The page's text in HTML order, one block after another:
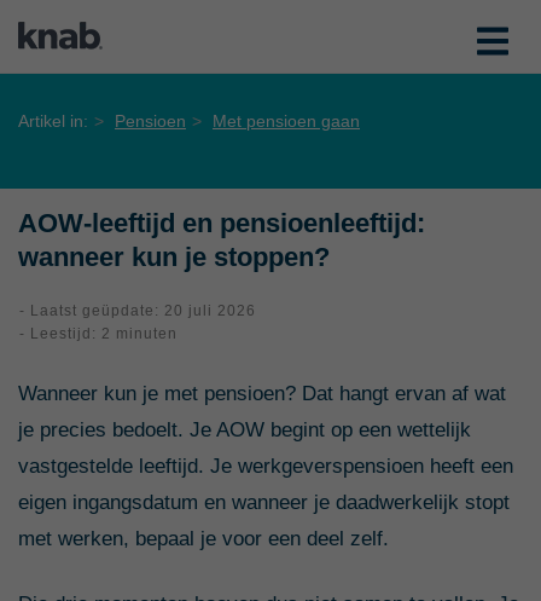
Artikel in: Pensioen Met pensioen gaan
AOW-leeftijd en pensioenleeftijd:
wanneer kun je stoppen?
- Laatst geüpdate: 20 juli 2026
- Leestijd: 2 minuten
Wanneer kun je met pensioen? Dat hangt ervan af wat
je precies bedoelt. Je AOW begint op een wettelijk
vastgestelde leeftijd. Je werkgeverspensioen heeft een
eigen ingangsdatum en wanneer je daadwerkelijk stopt
met werken, bepaal je voor een deel zelf.